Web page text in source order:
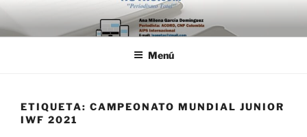
Saltar
al
contenido
Menú
ETIQUETA: CAMPEONATO MUNDIAL JUNIOR
IWF 2021